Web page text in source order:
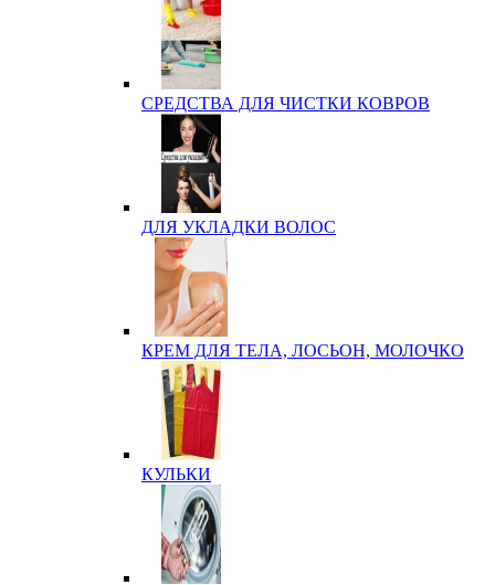
СРЕДСТВА ДЛЯ ЧИСТКИ КОВРОВ
ДЛЯ УКЛАДКИ ВОЛОС
КРЕМ ДЛЯ ТЕЛА, ЛОСЬОН, МОЛОЧКО
КУЛЬКИ